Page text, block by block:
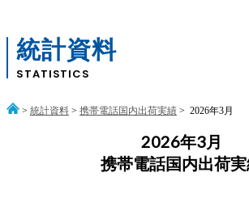
統計資料
STATISTICS
> 統計資料 > 携帯電話国内出荷実績 > 2026年3月
2026年3月
携帯電話国内出荷